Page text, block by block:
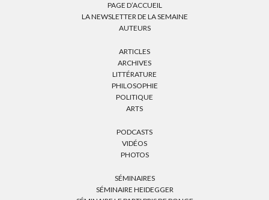
PAGE D’ACCUEIL
LA NEWSLETTER DE LA SEMAINE
AUTEURS
ARTICLES
ARCHIVES
LITTÉRATURE
PHILOSOPHIE
POLITIQUE
ARTS
PODCASTS
VIDÉOS
PHOTOS
SÉMINAIRES
SÉMINAIRE HEIDEGGER